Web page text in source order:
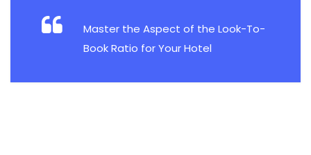
Master the Aspect of the Look-To-
Book Ratio for Your Hotel